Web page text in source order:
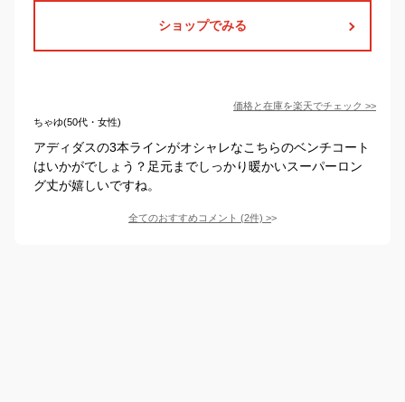
ショップでみる
価格と在庫を楽天でチェック >>
ちゃゆ(50代・女性)
アディダスの3本ラインがオシャレなこちらのベンチコート
はいかがでしょう？足元までしっかり暖かいスーパーロン
グ丈が嬉しいですね。
全てのおすすめコメント (2件) >